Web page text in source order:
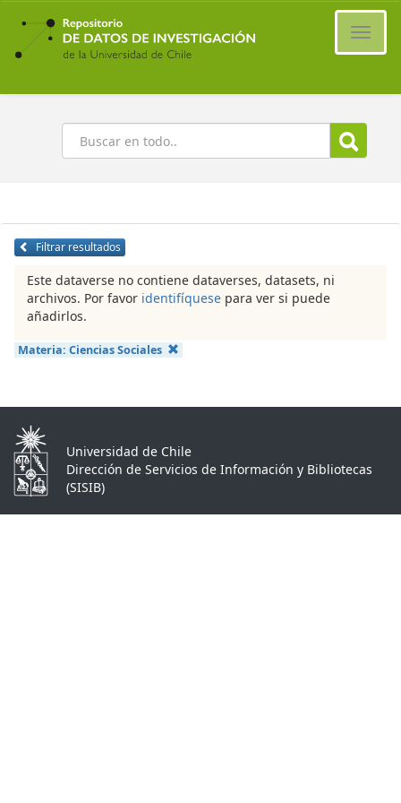
Ir
contenido
principal
Buscar
Filtrar resultados
Este dataverse no contiene dataverses, datasets, ni
archivos. Por favor identifíquese para ver si puede
añadirlos.
Materia: Ciencias Sociales
Universidad de Chile
Dirección de Servicios de Información y Bibliotecas
(SISIB)